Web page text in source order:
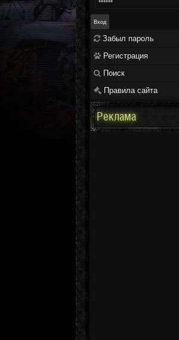
Забыл пароль
Регистрация
Поиск
Правила сайта
Реклама